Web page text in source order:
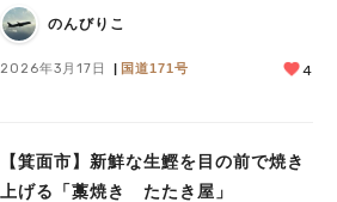
のんびりこ
2026年3月17日 国道171号 4
【箕面市】新鮮な生鰹を目の前で焼き
上げる「藁焼き たたき屋」